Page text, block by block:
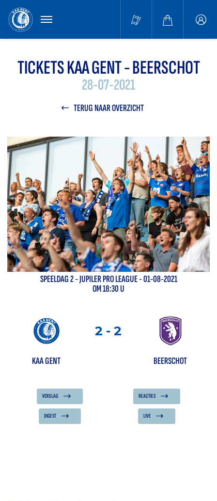
MENU
TICKETS KAA GENT - BEERSCHOT
28-07-2021
TERUG NAAR OVERZICHT
SPEELDAG2-JUPILER PRO LEAGUE- 01-08-2021
OM 18:30 U
2 - 2
KAA GENT BEERSCHOT
VERSLAG REACTIES
DIGEST LIVE